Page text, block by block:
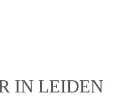
IN LEIDEN